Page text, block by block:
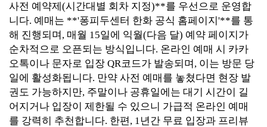
사전 예약제(시간대별 회차 지정)**를 우선으로 운영합
니다. 예매는 **'퐁피두센터 한화 공식 홈페이지'**를 통
해 진행되며, 매월 15일에 익월(다음 달) 예약 페이지가
순차적으로 오픈되는 방식입니다. 온라인 예매 시 카카
오톡이나 문자로 입장 QR코드가 발송되며, 이는 방문 당
일에 활성화됩니다. 만약 사전 예매를 놓쳤다면 현장 발
권도 가능하지만, 주말이나 공휴일에는 대기 시간이 길
어지거나 입장이 제한될 수 있으니 가급적 온라인 예매
를 강력히 추천합니다. 한편, 1년간 무료 입장과 프리뷰